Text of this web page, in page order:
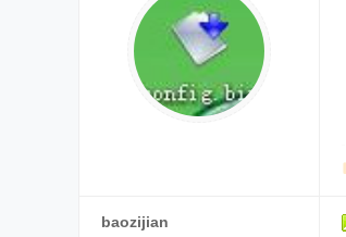
baozijian